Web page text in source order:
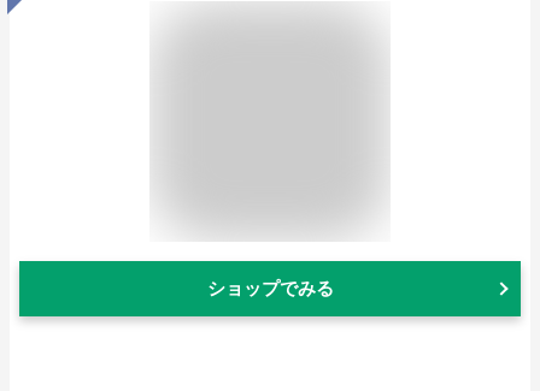
ショップでみる